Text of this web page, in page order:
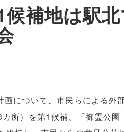
候補地は駅
について、市民らによる外
所）を第1候補、「御霊公園